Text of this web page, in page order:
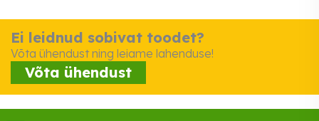
Ei leidnud sobivat toodet?
Võta ühendust ning leiame lahenduse!
Võta ühendust